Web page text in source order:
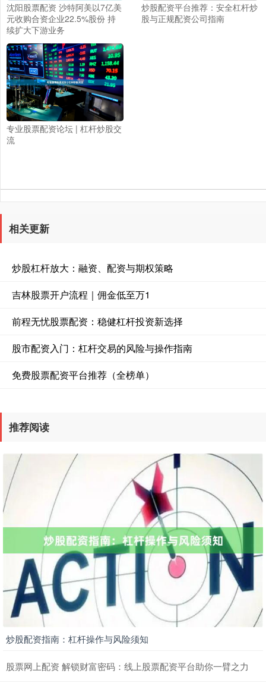
沈阳股票配资 沙特阿美以7亿美
元收购合资企业22.5%股份 持
续扩大下游业务
炒股配资平台推荐：安全杠杆炒
股与正规配资公司指南
专业股票配资论坛 | 杠杆炒股交
流
相关更新
炒股杠杆放大：融资、配资与期权策略
吉林股票开户流程｜佣金低至万1
前程无忧股票配资：稳健杠杆投资新选择
股市配资入门：杠杆交易的风险与操作指南
免费股票配资平台推荐（全榜单）
推荐阅读
炒股配资指南：杠杆操作与风险须知
股票网上配资 解锁财富密码：线上股票配资平台助你一臂之力